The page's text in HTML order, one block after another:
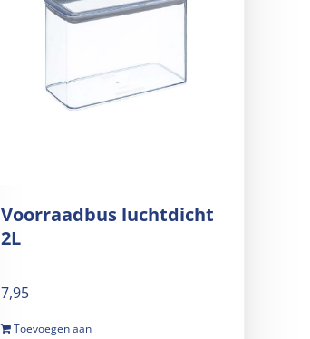
Voorraadbus luchtdicht
2L
7,95
Toevoegen aan